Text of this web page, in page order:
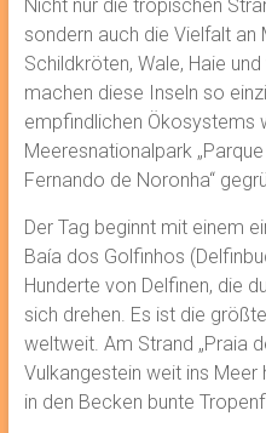
Nicht nur die tropischen
sondern auch die Vielfalt an
Schildkröten, Wale, Haie
machen diese Inseln so
empfindlichen Ökosystems
Meeresnationalpark
Fernando de Noronha“
Der Tag beginnt mit einem
Baía dos Golfinhos
Hunderte von Delfinen, die
sich drehen. Es ist die
weltweit. Am Strand „Praia
Vulkangestein weit ins Meer
in den Becken bunte